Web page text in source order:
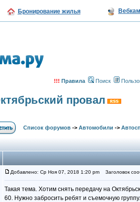
Бронирование жилья
!!! Правила Поиск
провал
Список форумов -> Автомобили ->
Добавлено: Ср Ноя 07, 2018 1:20 pm Заголовок
Такая тема. Хотим снять передачу на
60. Нужно забросить ребят и съемочную группу.